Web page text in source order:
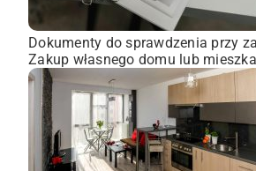
Dokumenty do sprawdzenia przy
Zakup własnego domu lub